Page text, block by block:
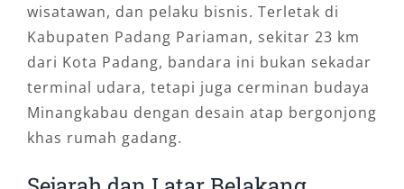
wisatawan, dan pelaku bisnis. Terletak di
Kabupaten Padang Pariaman, sekitar 23 km
dari Kota Padang, bandara ini bukan sekadar
terminal udara, tetapi juga cerminan budaya
Minangkabau dengan desain atap bergonjong
khas rumah gadang.